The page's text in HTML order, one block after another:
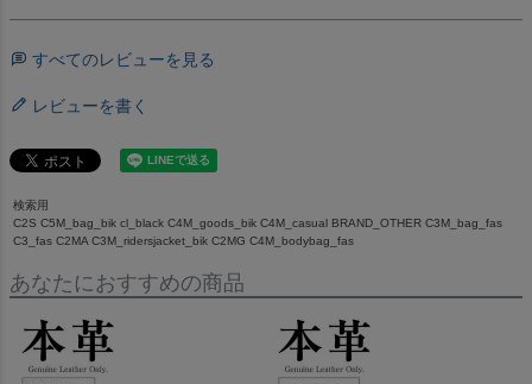
すべてのレビューを見る
レビューを書く
検索用
C2S C5M_bag_bik cl_black C4M_goods_bik C4M_casual BRAND_OTHER C3M_bag_fas
C3_fas C2MA C3M_ridersjacket_bik C2MG C4M_bodybag_fas
あなたにおすすめの商品